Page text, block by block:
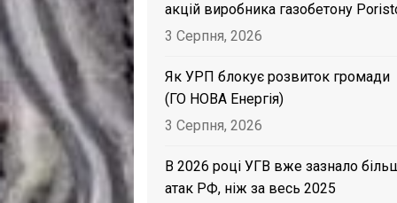
акцій виробника газобетону
3 Серпня, 2026
Як УРП блокує розвиток громади
(ГО НОВА Енергія)
3 Серпня, 2026
В 2026 році УГВ вже зазнало
атак РФ, ніж за весь 2025